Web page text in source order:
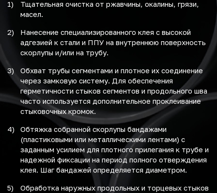
Тщательная очистка от ржавчины, окалины, грязи,
масел.
Нанесение специализированного клея с высокой
адгезией к стали и ППУ на внутреннюю поверхность
скорлупы и/или на трубу.
Обхват трубы сегментами и плотное их соединение
через замковую систему. Для обеспечения
герметичности стыков сегментов и продольного шва
часто используется дополнительное проклеивание
стыковочных кромок.
Обтяжка собранной скорлупы бандажами
(пластиковыми или металлическими лентами) с
заданным усилием для плотного прилегания к трубе и
надежной фиксации на период полного отверждения
клея. Шаг бандажей определяется диаметром.
Обработка наружных продольных и торцевых стыков